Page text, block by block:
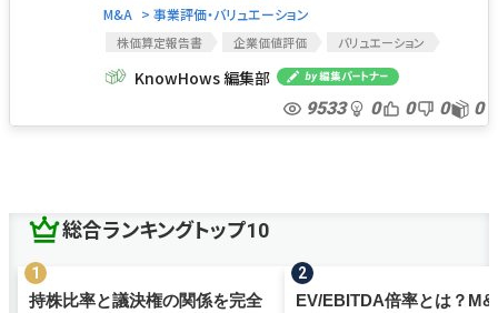
M&A > 事業評価・バリュエーション
株価算定報告書 企業価値評価
バリュエーション
株価算定報告書
企業価値評価 バリュエーション
KnowHows 編集部
9533 0 0 0 0
総合ランキングトップ10
持株比率と議決権の関係を完全
EV/EBITDA倍率とは？